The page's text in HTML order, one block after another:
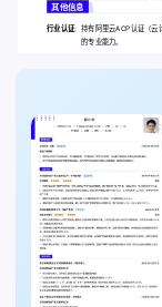
其他信息
行业认证: 持有阿里云ACP认证（云
的专业能力。